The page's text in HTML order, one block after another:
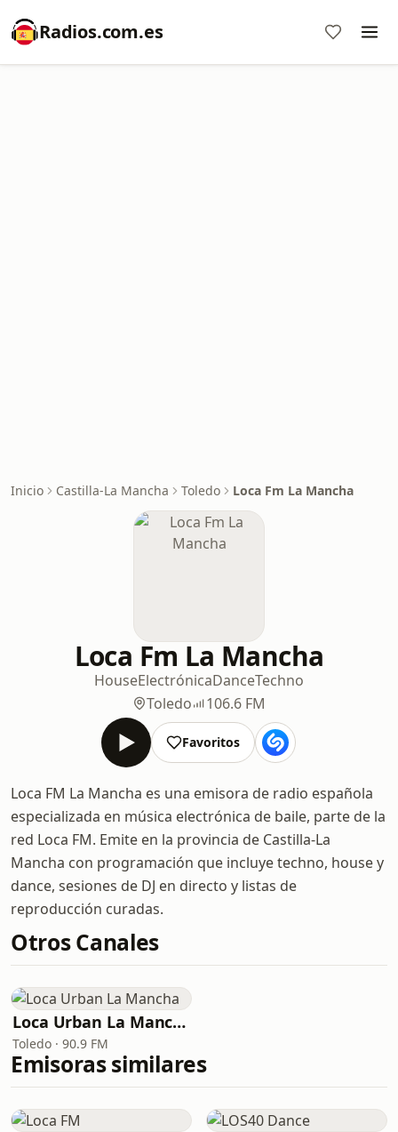
Radios.com.es
Inicio Castilla-La Mancha Toledo Loca Fm La Mancha
Loca Fm La Mancha
HouseElectrónicaDanceTechno
Toledo
106.6 FM
Favoritos
Loca FM La Mancha es una emisora de radio española
especializada en música electrónica de baile, parte de la
red Loca FM. Emite en la provincia de Castilla-La
Mancha con programación que incluye techno, house y
dance, sesiones de DJ en directo y listas de
reproducción curadas.
Otros Canales
Loca Urban La Mancha
Toledo · 90.9 FM
Emisoras similares